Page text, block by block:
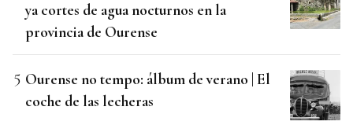
ya cortes de agua nocturnos en la
provincia de Ourense
Ourense no tempo: álbum de verano | El
coche de las lecheras